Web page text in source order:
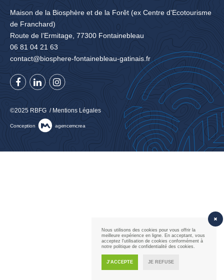
Maison de la Biosphère et de la Forêt (ex Centre d’Ecotourisme
de Franchard)
Route de l’Ermitage, 77300 Fontainebleau
06 81 04 21 63
contact@biosphere-fontainebleau-gatinais.fr
©2025 RBFG / Mentions Légales
Conception agencemcrea
Nous utilisons des cookies pour vous offrir la
meilleure expérience en ligne. En acceptant, vous
acceptez l'utilisation de cookies conformément à
notre politique de confidentialité des cookies.
J’ACCEPTE JE REFUSE